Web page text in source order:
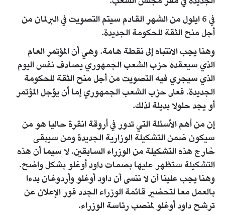
في 6 ايلول من الشهر القادم سيتم التصويت في البرلمان من
أجل منح الثقة للحكومة الجديدة.
وهنا يجب الانتباه إلى نقطة هامة. وهي أن المؤتمر العام
الذي سيعقده حزب الشعب الجمهوري يصادف نفس اليوم
الذي سيجري فيه التصويت من أجل منح الثقة للحكومة
الجديدة. فعلى حزب الشعب الجمهوري إما أن يؤجل المؤتمر
أو يجد حلولا بديلة لذلك.
إن من أهم الأسئلة التي تدور في أروقة انقرة حاليا هو من
سيكون ضمن التشكيلة الوزارية الجديدة ومن سيبقى
خارج هذه التشكيلة من الوزراء السابقين. لا سيما أن هذه
التشكيلة ستظهر عليها بصمات داود أوغلو بشكل واضح.
وهنا يجب علينا أن لا ننسى أن داود أوغلو وأردوغان بدءا
بالعمل معا لتحضير قائمة الوزراء الجدد فور الإعلان عن
ترشح داود أوغلو لمنصب رئاسة الوزراء.